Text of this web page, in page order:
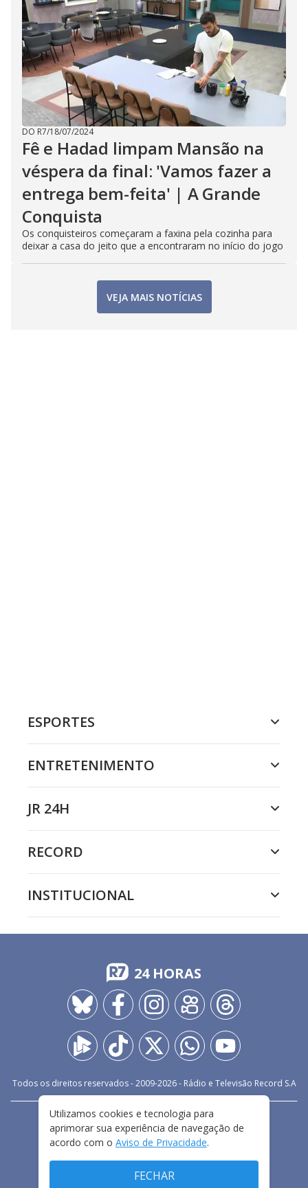
DO R7/18/07/2024
Fê e Hadad limpam Mansão na
véspera da final: 'Vamos fazer a
entrega bem-feita' | A Grande
Conquista
Os conquisteiros começaram a faxina pela cozinha para
deixar a casa do jeito que a encontraram no início do jogo
VEJA MAIS NOTÍCIAS
ESPORTES
ENTRETENIMENTO
JR 24H
RECORD
INSTITUCIONAL
24 HORAS
Todos os direitos reservados - 2009-2026- Rádio e Televisão Record S.A
FALE CONOSCO
PRIVACIDADE
TERMOS E CONDIÇÕES DE USO
Utilizamos cookies e tecnologia para
aprimorar sua experiência de navegação de
acordo com o Aviso de Privacidade.
FECHAR